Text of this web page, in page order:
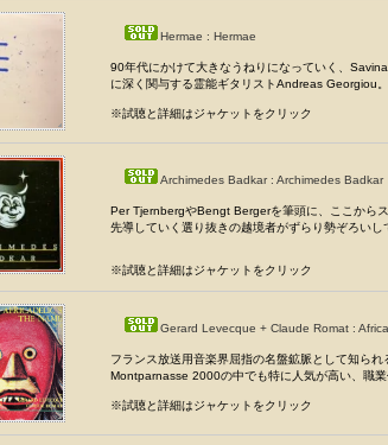
Hermae : Hermae
90年代にかけて大きなうねりになっていく、
に深く関与する霊能ギタリストAndreas Georgiou
※試聴と詳細はジャケットをクリック
Archimedes Badkar : Archimedes Badkar
Per TjernbergやBengt Bergerを筆頭に、ここから
先導していく選り抜きの越境者がずらり勢ぞろいし
※試聴と詳細はジャケットをクリック
Gerard Levecque + Claude Romat :
フランス放送用音楽界屈指の名盤鉱脈として知ら
Montparnasse 2000の中でも特に人気が高い、職
※試聴と詳細はジャケットをクリック